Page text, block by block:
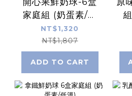
家庭組 (奶蛋素/低
溫)
NT$1,320
NT$1,807
ADD TO CART